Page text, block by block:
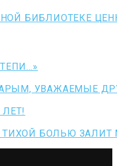
БИБЛИОТЕКЕ
УВАЖАЕМЫЕ
ТИХОЙ БОЛЬЮ ЗАЛИТ